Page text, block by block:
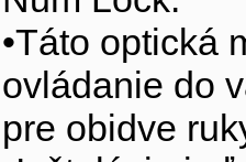
•Táto optická
ovládanie do
pre obidve